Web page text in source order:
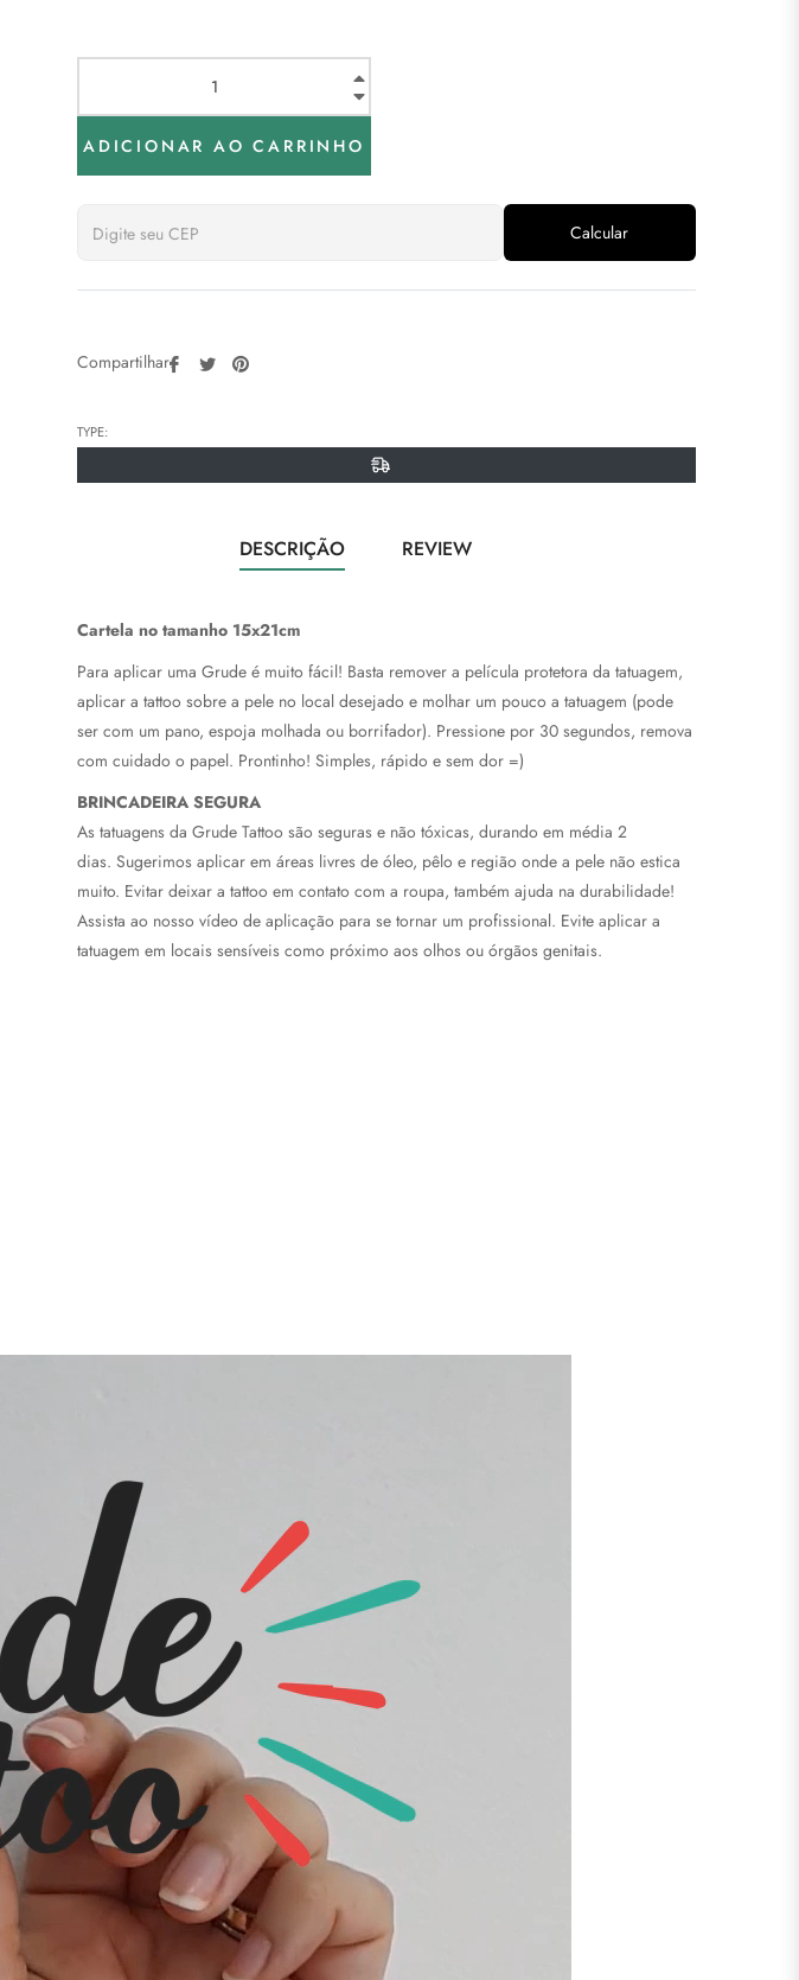
ADICIONAR AO CARRINHO
Calcular
Compartilhar:
Compartilhar
Tweetar
Pin
TYPE:
DESCRIÇÃO REVIEW
Cartela no tamanho 15x21cm
Para aplicar uma Grude é muito fácil! Basta remover a película protetora da tatuagem,
aplicar a tattoo sobre a pele no local desejado e molhar um pouco a tatuagem (pode
ser com um pano, espoja molhada ou borrifador). Pressione por 30 segundos, remova
com cuidado o papel. Prontinho! Simples, rápido e sem dor =)
BRINCADEIRA SEGURA
As tatuagens da Grude Tattoo são seguras e não tóxicas, durando em média 2
dias. Sugerimos aplicar em áreas livres de óleo, pêlo e região onde a pele não estica
muito. Evitar deixar a tattoo em contato com a roupa, também ajuda na durabilidade!
Assista ao nosso vídeo de aplicação para se tornar um profissional. Evite aplicar a
tatuagem em locais sensíveis como próximo aos olhos ou órgãos genitais.